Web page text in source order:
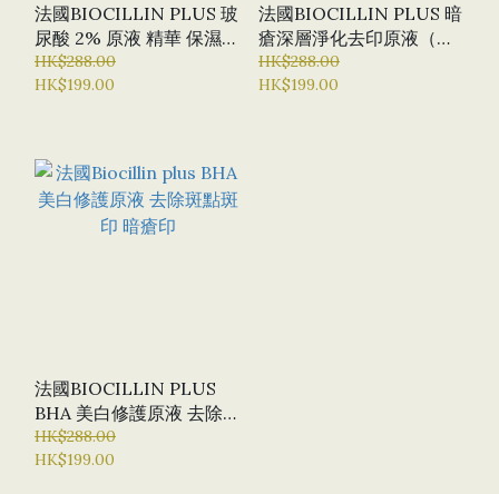
法國BIOCILLIN PLUS 玻
尿酸 2% 原液 精華 保濕
鎖水 收細毛孔 改善粗糙皮
膚 水潤補濕精華
HK$288.00
HK$199.00
法國BIOCILLIN PLUS 暗
瘡深層淨化去印原液（精
華液）暗瘡精華 去暗瘡印
去痘痘 控油
HK$288.00
HK$199.00
法國BIOCILLIN PLUS
BHA 美白修護原液 去除斑
點斑印 暗瘡印
HK$288.00
HK$199.00